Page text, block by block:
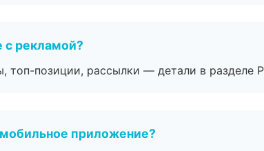
с рекламой?
топ-позиции, рассылки — детали в разделе
мобильное приложение?